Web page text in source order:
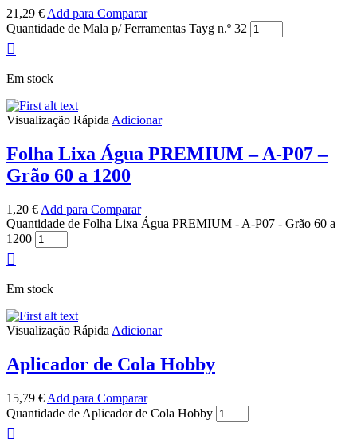
21,29 € Add para Comparar
Quantidade de Mala p/ Ferramentas Tayg n.º 32
Em stock
Visualização Rápida Adicionar
Folha Lixa Água PREMIUM – A-P07 –
Grão 60 a 1200
1,20 € Add para Comparar
Quantidade de Folha Lixa Água PREMIUM - A-P07 - Grão 60 a
1200
Em stock
Visualização Rápida Adicionar
Aplicador de Cola Hobby
15,79 € Add para Comparar
Quantidade de Aplicador de Cola Hobby